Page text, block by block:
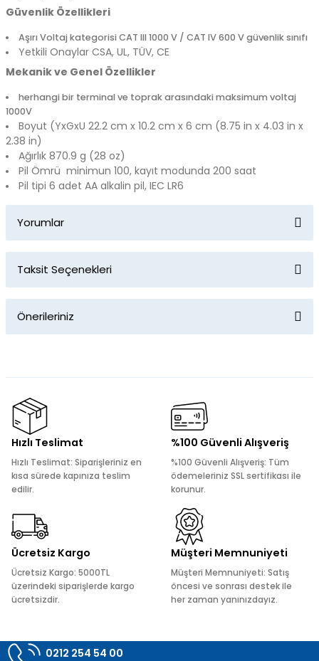
Güvenlik Özellikleri
Aşırı Voltaj kategorisi CAT III 1000 V / CAT IV 600 V güvenlik sınıfı
Yetkili OnaylarCSA, UL, TÜV, CE
Mekanik ve Genel Özellikler
herhangi bir terminal ve toprak arasındaki maksimum voltaj
1000V
Boyut (YxGxU 22.2 cm x 10.2 cm x 6 cm (8.75 in x 4.03 in x
2.38 in)
Ağırlık870.9 g (28 oz)
Pil Ömrü minimun 100, kayıt modunda 200 saat
Pil tipi 6 adet AA alkalin pil, IEC LR6
Yorumlar
Taksit Seçenekleri
Önerileriniz
kullanarak tarafımıza iletebilirsiniz.
Görüş ve önerileriniz için teşekkür ederiz.
Ürün resmi kalitesiz, bozuk veya görüntülenemiyor.
Ürün bilgilerinde hatalar bulunuyor.
Ürün fiyatı diğer sitelerden daha pahalı.
Bu ürüne benzer farklı alternatifler olmalı.
Hızlı Teslimat
Hızlı Teslimat: Siparişleriniz en
kısa sürede kapınıza teslim
edilir.
%100 Güvenli Alışveriş
%100 Güvenli Alışveriş: Tüm
ödemeleriniz SSL sertifikası ile
korunur.
Ücretsiz Kargo
Ücretsiz Kargo: 5000TL
üzerindeki siparişlerde kargo
ücretsizdir.
Müşteri Memnuniyeti
Müşteri Memnuniyeti: Satış
öncesi ve sonrası destek ile
her zaman yanınızdayız.
0212 254 54 00